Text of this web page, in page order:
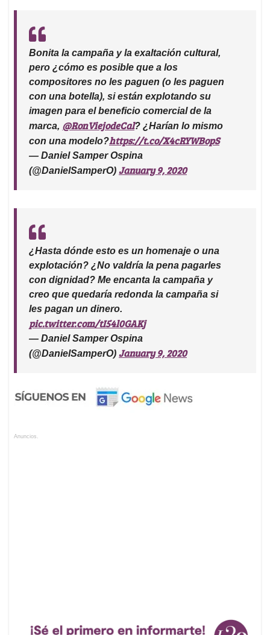
Bonita la campaña y la exaltación cultural,
pero ¿cómo es posible que a los
compositores no les paguen (o les paguen
con una botella), si están explotando su
imagen para el beneficio comercial de la
marca, @RonViejodeCal? ¿Harían lo mismo
con una modelo?https://t.co/X4cRYWBopS
— Daniel Samper Ospina
(@DanielSamperO) January 9, 2020
¿Hasta dónde esto es un homenaje o una
explotación? ¿No valdría la pena pagarles
con dignidad? Me encanta la campaña y
creo que quedaría redonda la campaña si
les pagan un dinero.
pic.twitter.com/tI54l0GAKj
— Daniel Samper Ospina
(@DanielSamperO) January 9, 2020
Anuncios.